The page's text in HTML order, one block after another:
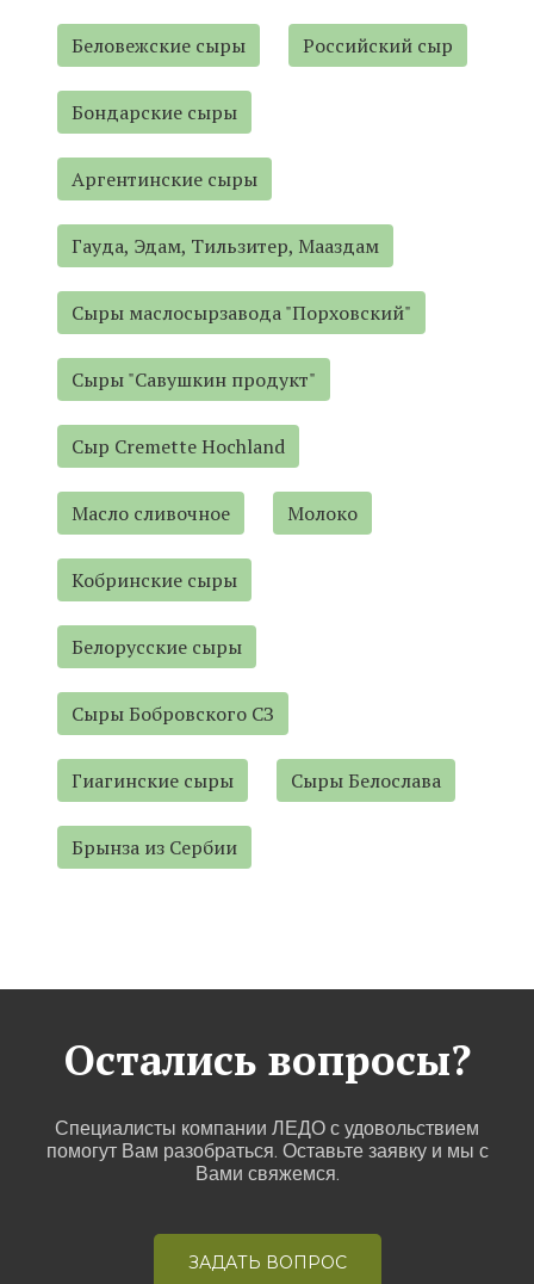
Беловежские сыры Российский сыр
Бондарские сыры
Аргентинские сыры
Гауда, Эдам, Тильзитер, Мааздам
Сыры маслосырзавода "Порховский"
Сыры "Савушкин продукт"
Сыр Cremette Hochland
Масло сливочное Молоко
Кобринские сыры
Белорусские сыры
Сыры Бобровского СЗ
Гиагинские сыры Сыры Белослава
Брынза из Сербии
Остались вопросы?
Специалисты компании ЛЕДО с удовольствием
помогут Вам разобраться. Оставьте заявку и мы с
Вами свяжемся.
ЗАДАТЬ ВОПРОС